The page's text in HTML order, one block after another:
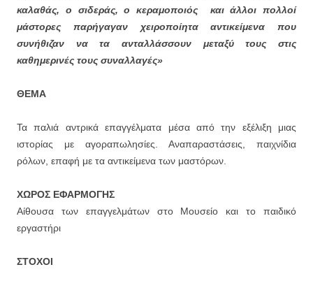
καλαθάς, ο σιδεράς, ο κεραμοποιός και άλλοι πολλοί
μάστορες παρήγαγαν χειροποίητα αντικείμενα που
συνήθιζαν να τα ανταλλάσσουν μεταξύ τους στις
καθημερινές τους συναλλαγές»
ΘΕΜΑ
Τα παλιά αντρικά επαγγέλματα μέσα από την εξέλιξη μιας
ιστορίας με αγοραπωλησίες. Αναπαραστάσεις, παιχνίδια
ρόλων, επαφή με τα αντικείμενα των μαστόρων.
ΧΩΡΟΣ ΕΦΑΡΜΟΓΗΣ
Αίθουσα των επαγγελμάτων στο Μουσείο και το παιδικό
εργαστήρι
ΣΤΟΧΟΙ